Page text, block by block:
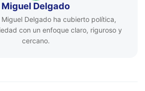
Miguel Delgado
Miguel Delgado ha cubierto política,
con un enfoque claro, riguroso y
cercano.